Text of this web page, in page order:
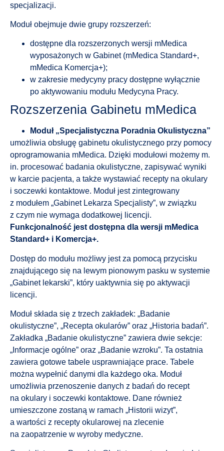
specjalizacji.
Moduł obejmuje dwie grupy rozszerzeń:
dostępne dla rozszerzonych wersji mMedica
wyposażonych w Gabinet (mMedica Standard+,
mMedica Komercja+);
w zakresie medycyny pracy dostępne wyłącznie
po aktywowaniu modułu Medycyna Pracy.
Rozszerzenia Gabinetu mMedica
Moduł „Specjalistyczna Poradnia Okulistyczna”
umożliwia obsługę gabinetu okulistycznego przy pomocy
oprogramowania mMedica. Dzięki modułowi możemy m.
in. procesować badania okulistyczne, zapisywać wyniki
w karcie pacjenta, a także wystawiać recepty na okulary
i soczewki kontaktowe. Moduł jest zintegrowany
z modułem „Gabinet Lekarza Specjalisty”, w związku
z czym nie wymaga dodatkowej licencji.
Funkcjonalność jest dostępna dla wersji mMedica
Standard+ i Komercja+.
Dostęp do modułu możliwy jest za pomocą przycisku
znajdującego się na lewym pionowym pasku w systemie
„Gabinet lekarski”, który uaktywnia się po aktywacji
licencji.
Moduł składa się z trzech zakładek: „Badanie
okulistyczne”, „Recepta okularów” oraz „Historia badań”.
Zakładka „Badanie okulistyczne” zawiera dwie sekcje:
„Informacje ogólne” oraz „Badanie wzroku”. Ta ostatnia
zawiera gotowe tabele usprawniające prace. Tabele
można wypełnić danymi dla każdego oka. Moduł
umożliwia przenoszenie danych z badań do recept
na okulary i soczewki kontaktowe. Dane również
umieszczone zostaną w ramach „Historii wizyt”,
a wartości z recepty okularowej na zlecenie
na zaopatrzenie w wyroby medyczne.